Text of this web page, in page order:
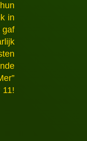
in
gaf
11!